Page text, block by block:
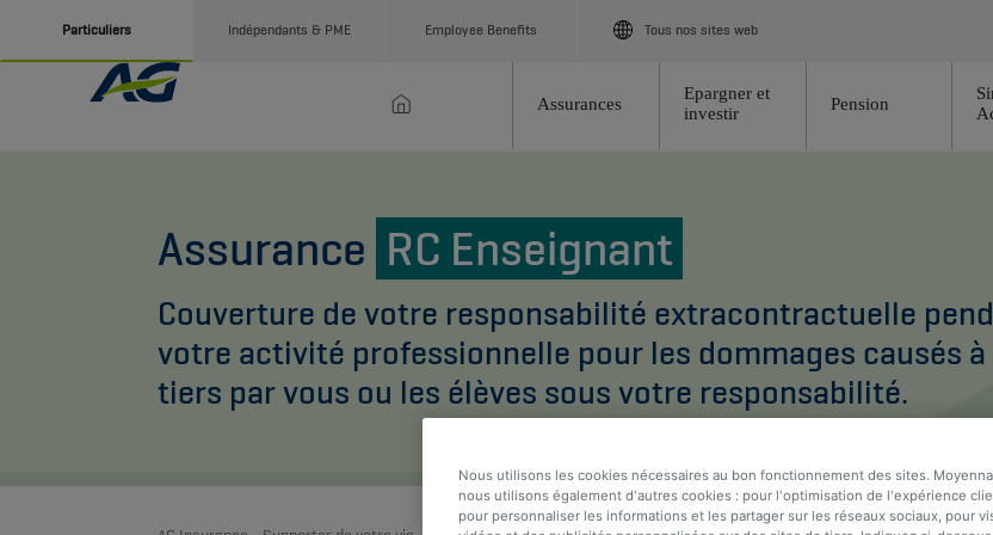
Particuliers Indépendants & PME Employee Benefits Tous nos sites web
Assurances
Epargner et
investir
Pension
Assurance RC Enseignant
Couverture de votre responsabilité extracontractuelle
votre activité professionnelle pour les dommages causés à
tiers par vous ou les élèves sous votre responsabilité.
Nous utilisons les cookies nécessaires au bon fonctionnement des sites.
nous utilisons également d'autres cookies : pour l'optimisation de l'expérience
pour personnaliser les informations et les partager sur les réseaux sociaux, pour